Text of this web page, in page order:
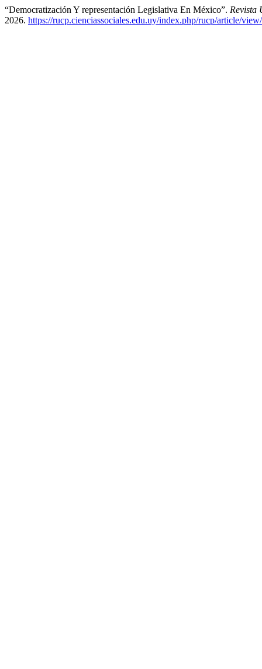
“Democratización Y representación Legislativa En México”. Revista
2026. https://rucp.cienciassociales.edu.uy/index.php/rucp/article/